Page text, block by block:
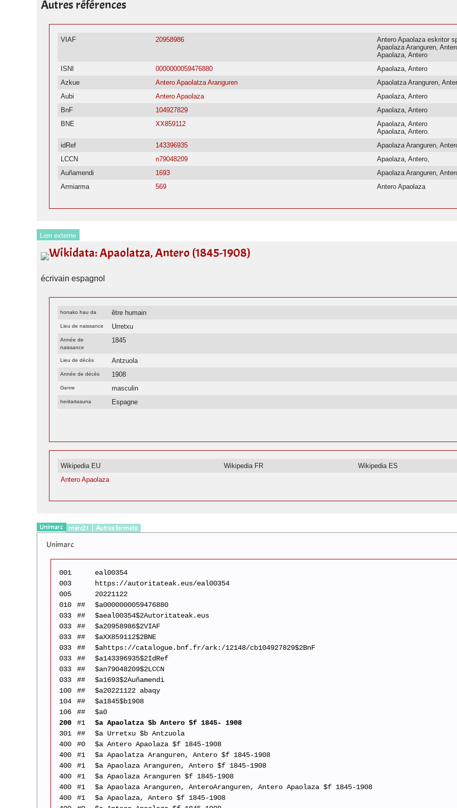
Autres références
VIAF 20958986
Antero Apaolaza eskritor
Apaolaza Aranguren,
Apaolaza, Antero
ISNI
0000000059476880
Apaolaza, Antero
Azkue
Antero Apaolatza Aranguren
Apaolatza Aranguren,
Aubi
Antero Apaolaza
Apaolaza, Antero
BnF
104927829
Apaolaza, Antero
BNE
XX859112
Apaolaza, Antero
Apaolaza, Antero.
idRef
143396935
Apaolaza Aranguren,
LCCN
n79048209
Apaolaza, Antero,
Auñamendi
1693
Apaolaza Aranguren,
Armiarma
569 Antero Apaolaza
Lien externe
Wikidata: Apaolatza, Antero (1845-1908)
écrivain espagnol
honako hau da être humain
Lieu de naissance Urretxu
Année de
naissance
1845
Lieu de décès Antzuola
Année de décès 1908
Genre masculin
heritartasuna Espagne
Wikipedia EU Wikipedia FR Wikipedia ES
Antero Apaolaza
Unimarc marc21 Autres formats
Unimarc
001
eal00354
003
https://autoritateak.eus/eal00354
005
20221122
010
##
$a0000000059476880
033
##
$aeal00354$2Autoritateak.eus
033
##
$a20958986$2VIAF
033
##
$aXX859112$2BNE
033
##
$ahttps://catalogue.bnf.fr/ark:/12148/cb104927829$2BnF
033
##
$a143396935$2IdRef
033
##
$an79048209$2LCCN
033
##
$a1693$2Auñamendi
100
##
$a20221122 abaqy
104
##
$a1845$b1908
106
##
$a0
200
#1
$a Apaolatza $b Antero $f 1845- 1908
301
##
$a Urretxu $b Antzuola
400
#0
$a Antero Apaolaza $f 1845-1908
400
#1
$a Apaolatza Aranguren, Antero $f 1845-1908
400
#1
$a Apaolaza Aranguren, Antero $f 1845-1908
400
#1
$a Apaolaza Aranguren $f 1845-1908
400
#1
$a Apaolaza Aranguren, AnteroAranguren, Antero Apaolaza $f 1845-1908
400
#1
$a Apaolaza, Antero $f 1845-1908